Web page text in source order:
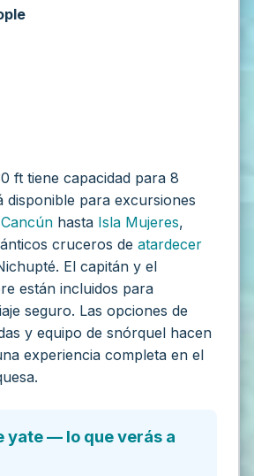
ft tiene capacidad para 8
disponible para excursiones
Cancún hasta Isla Mujeres,
cruceros de atardecer
El capitán y el
están incluidos para
seguro. Las opciones de
y equipo de snórquel hacen
experiencia completa en el
yate — lo que verás a